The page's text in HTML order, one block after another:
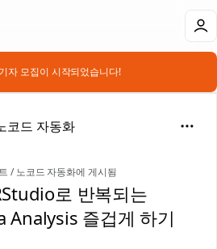
자 모집이 시작되었습니다!
코드 자동화
/ 노코드 자동화에 게시됨
로 반복되는
Analysis 즐겁게 하기